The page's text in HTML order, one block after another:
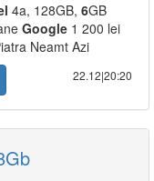
4a, 128GB, 6GB
Google 1 200 lei
Neamt Azi
22.12|20:20